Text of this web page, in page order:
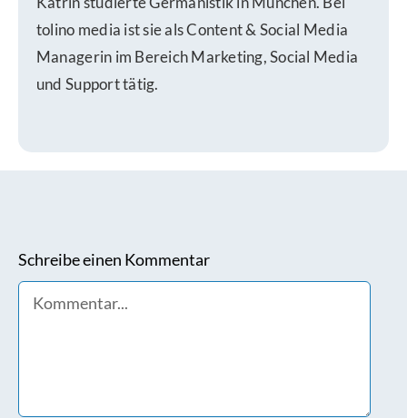
tolino media ist sie als Content & Social Media
Managerin im Bereich Marketing, Social Media
und Support tätig.
Schreibe einen Kommentar
Comment